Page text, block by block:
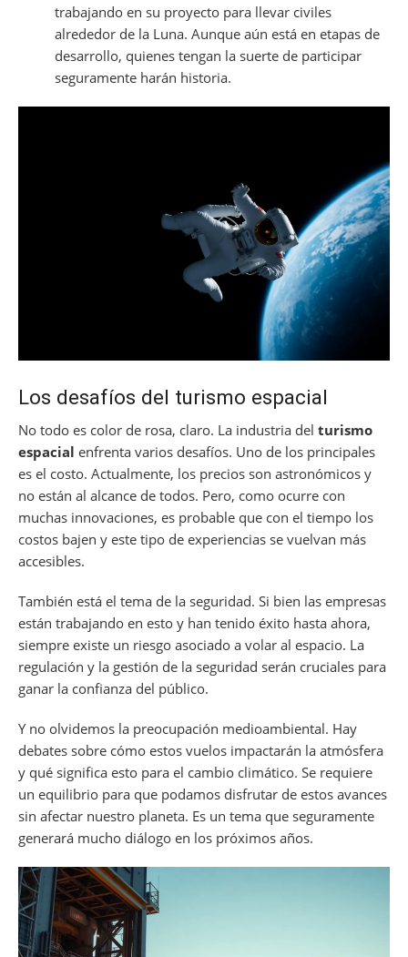
trabajando en su proyecto para llevar civiles
alrededor de la Luna. Aunque aún está en etapas de
desarrollo, quienes tengan la suerte de participar
seguramente harán historia.
Los desafíos del turismo espacial
No todo es color de rosa, claro. La industria del turismo
espacial enfrenta varios desafíos. Uno de los principales
es el costo. Actualmente, los precios son astronómicos y
no están al alcance de todos. Pero, como ocurre con
muchas innovaciones, es probable que con el tiempo los
costos bajen y este tipo de experiencias se vuelvan más
accesibles.
También está el tema de la seguridad. Si bien las empresas
están trabajando en esto y han tenido éxito hasta ahora,
siempre existe un riesgo asociado a volar al espacio. La
regulación y la gestión de la seguridad serán cruciales para
ganar la confianza del público.
Y no olvidemos la preocupación medioambiental. Hay
debates sobre cómo estos vuelos impactarán la atmósfera
y qué significa esto para el cambio climático. Se requiere
un equilibrio para que podamos disfrutar de estos avances
sin afectar nuestro planeta. Es un tema que seguramente
generará mucho diálogo en los próximos años.